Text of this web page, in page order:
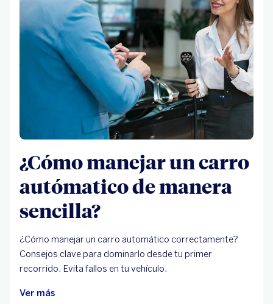
¿Cómo manejar un carro
autómatico de manera
sencilla?
¿Cómo manejar un carro automático correctamente?
Consejos clave para dominarlo desde tu primer
recorrido. Evita fallos en tu vehículo.
Ver más